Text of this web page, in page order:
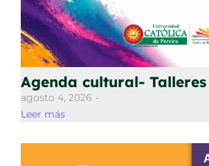
Agenda cultural- Talleres
agosto 4, 2026 -
Leer más